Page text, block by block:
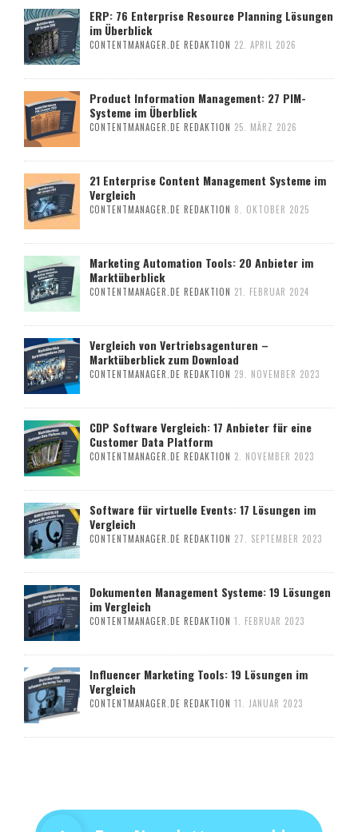
ERP: 76 Enterprise Resource Planning Lösungen
im Überblick
CONTENTMANAGER.DE REDAKTION 22. APRIL 2026
Product Information Management: 27 PIM-
Systeme im Überblick
CONTENTMANAGER.DE REDAKTION 25. MÄRZ 2026
21 Enterprise Content Management Systeme im
Vergleich
CONTENTMANAGER.DE REDAKTION 8. OKTOBER 2025
Marketing Automation Tools: 20 Anbieter im
Marktüberblick
CONTENTMANAGER.DE REDAKTION 21. FEBRUAR 2024
Vergleich von Vertriebsagenturen –
Marktüberblick zum Download
CONTENTMANAGER.DE REDAKTION 29. NOVEMBER 2023
CDP Software Vergleich: 17 Anbieter für eine
Customer Data Platform
CONTENTMANAGER.DE REDAKTION 2. NOVEMBER 2023
Software für virtuelle Events: 17 Lösungen im
Vergleich
CONTENTMANAGER.DE REDAKTION 27. SEPTEMBER 2023
Dokumenten Management Systeme: 19 Lösungen
im Vergleich
CONTENTMANAGER.DE REDAKTION 1. FEBRUAR 2023
Influencer Marketing Tools: 19 Lösungen im
Vergleich
CONTENTMANAGER.DE REDAKTION 11. JANUAR 2023